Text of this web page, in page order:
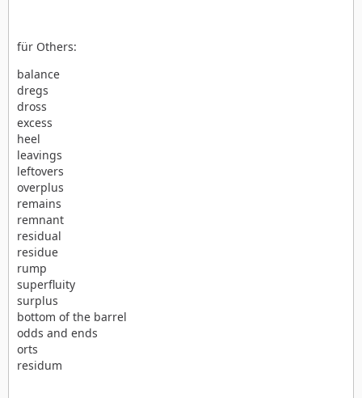
für Others:
balance
dregs
dross
excess
heel
leavings
leftovers
overplus
remains
remnant
residual
residue
rump
superfluity
surplus
bottom of the barrel
odds and ends
orts
residum